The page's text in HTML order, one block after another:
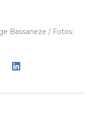
Bassaneze / Fotos: